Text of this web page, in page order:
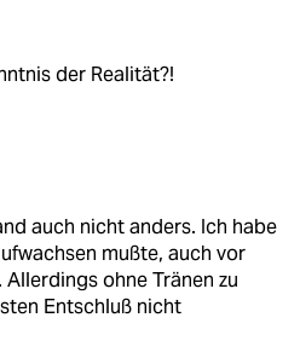
der Realität?!
auch nicht anders. Ich habe
mußte, auch vor
ohne Tränen zu
Entschluß nicht